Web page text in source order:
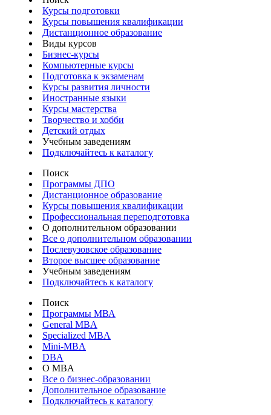
Курсы подготовки
Курсы повышения квалификации
Дистанционное образование
Виды курсов
Бизнес-курсы
Компьютерные курсы
Подготовка к экзаменам
Курсы развития личности
Иностранные языки
Курсы мастерства
Творчество и хобби
Детский отдых
Учебным заведениям
Подключайтесь к каталогу
Поиск
Программы ДПО
Дистанционное образование
Курсы повышения квалификации
Профессиональная переподготовка
О дополнительном образовании
Все о дополнительном образовании
Послевузовское образование
Второе высшее образование
Учебным заведениям
Подключайтесь к каталогу
Поиск
Программы МВА
General MBA
Specialized MBA
Mini-MBA
DBA
О MBA
Все о бизнес-образовании
Дополнительное образование
Подключайтесь к каталогу